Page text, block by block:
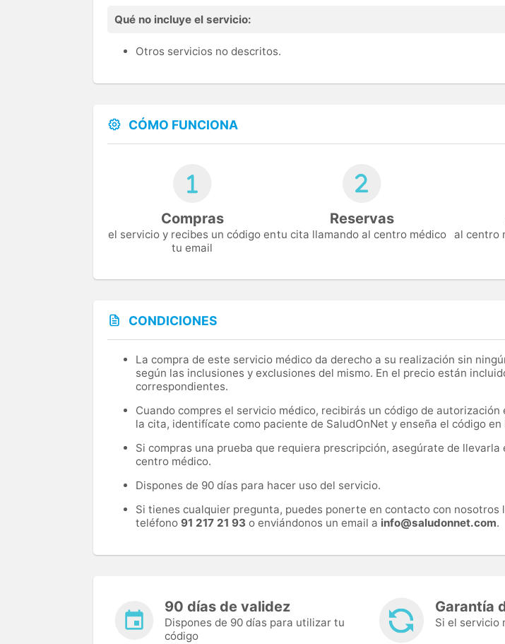
Qué no incluye el servicio:
Otros servicios no descritos.
CÓMO FUNCIONA
Compras
el servicio y recibes un código en
tu email
Reservas
tu cita llamando al centro médico al centro
CONDICIONES
La compra de este servicio médico da derecho a su realización sin
según las inclusiones y exclusiones del mismo. En el precio están
correspondientes.
Cuando compres el servicio médico, recibirás un código de autorización
la cita, identifícate como paciente de SaludOnNet y enseña el código en
Si compras una prueba que requiera prescripción, asegúrate de llevarla
centro médico.
Dispones de 90 días para hacer uso del servicio.
Si tienes cualquier pregunta, puedes ponerte en contacto con nosotros
teléfono 91 217 21 93 o enviándonos un email a info@saludonnet.com.
90 días de validez
Dispones de 90 días para utilizar tu
código
Garantía
Si el servicio